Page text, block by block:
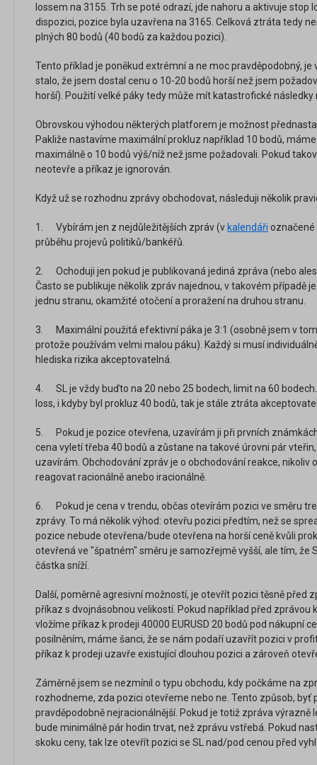
lossem na 3155. Trh se poté odrazí, jde nahoru a aktivuje stop
dispozici, pozice byla uzavřena na 3165. Celková ztráta tedy
plných 80 bodů (40 bodů za každou pozici).
Tento příklad je poněkud extrémní a ne moc pravděpodobný,
stalo, že jsem dostal cenu o 10-20 bodů horší než jsem
horší). Použití velké páky tedy může mít katastrofické následky
Obrovskou výhodou některých platforem je možnost
Pakliže nastavíme maximální prokluz například 10 bodů,
maximálně o 10 bodů výš/níž než jsme požadovali. Pokud
neotevře a příkaz je ignorován.
Když už se rozhodnu zprávy obchodovat, následuji několik
1. Vybírám jen z nejdůležitějších zpráv (v kalendáři označené
průběhu projevů politiků/bankéřů.
2. Ochoduji jen pokud je publikovaná jediná zpráva (nebo
Často se publikuje několik zpráv najednou, v takovém případě
jednu stranu, okamžité otočení a proražení na druhou stranu.
3. Maximální použitá efektivní páka je 3:1 (osobně jsem v
protože používám velmi malou páku). Každý si musí
hlediska rizika akceptovatelná.
4. SL je vždy buďto na 20 nebo 25 bodech, limit na 60
loss, i kdyby byl prokluz 40 bodů, tak je stále ztráta
5. Pokud je pozice otevřena, uzavírám ji při prvních
cena vyletí třeba 40 bodů a zůstane na takové úrovni pár
uzavírám. Obchodování zpráv je o obchodování reakce, nikoliv
reagovat racionálně anebo iracionálně.
6. Pokud je cena v trendu, občas otevírám pozici ve směru
zprávy. To má několik výhod: otevřu pozici předtím, než se
pozice nebude otevřena/bude otevřena na horší ceně kvůli
otevřená ve "špatném" směru je samozřejmě vyšší, ale tím, že
částka sníží.
Další, poměrně agresivní možností, je otevřít pozici těsně před
příkaz s dvojnásobnou velikostí. Pokud například před zprávou
vložíme příkaz k prodeji 40000 EURUSD 20 bodů pod nákupní
posilněním, máme šanci, že se nám podaří uzavřít pozici v
příkaz k prodeji uzavře existující dlouhou pozici a zároveň
Záměrně jsem se nezmínil o typu obchodu, kdy počkáme na
rozhodneme, zda pozici otevřeme nebo ne. Tento způsob, byť
pravděpodobně nejracionálnější. Pokud je totiž zpráva výrazně
bude minimálně pár hodin trvat, než zprávu vstřebá. Pokud
skoku ceny, tak lze otevřít pozici se SL nad/pod cenou před